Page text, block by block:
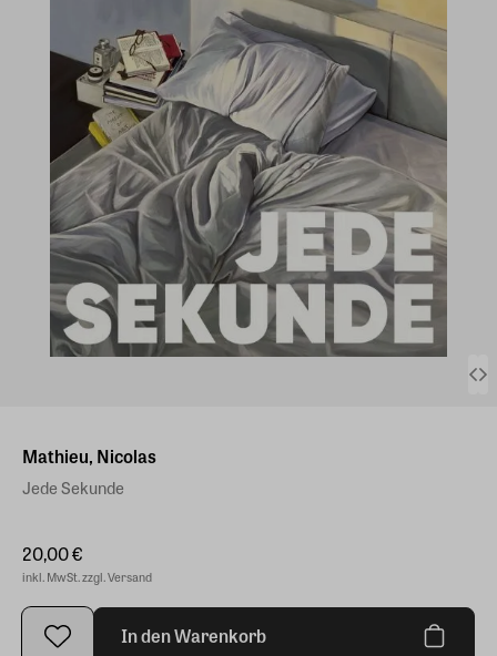
Mathieu, Nicolas
Jede Sekunde
20,00 €
inkl. MwSt. zzgl. Versand
In den Warenkorb